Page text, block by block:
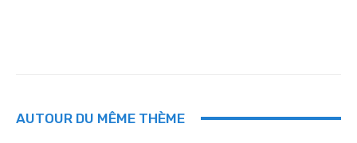
AUTOUR DU MÊME THÈME